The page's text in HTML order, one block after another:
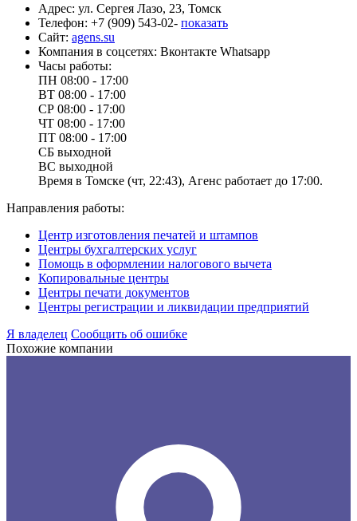
Адрес: ул. Сергея Лазо, 23, Томск
Телефон: +7 (909) 543-02- показать
Сайт: agens.su
Компания в соцсетях: Вконтакте Whatsapp
Часы работы:
ПН 08:00 - 17:00
ВТ 08:00 - 17:00
СР 08:00 - 17:00
ЧТ 08:00 - 17:00
ПТ 08:00 - 17:00
СБ выходной
ВС выходной
Время в Томске (чт, 22:43), Агенс работает до 17:00.
Направления работы:
Центр изготовления печатей и штампов
Центры бухгалтерских услуг
Помощь в оформлении налогового вычета
Копировальные центры
Центры печати документов
Центры регистрации и ликвидации предприятий
Я владелец Сообщить об ошибке
Похожие компании